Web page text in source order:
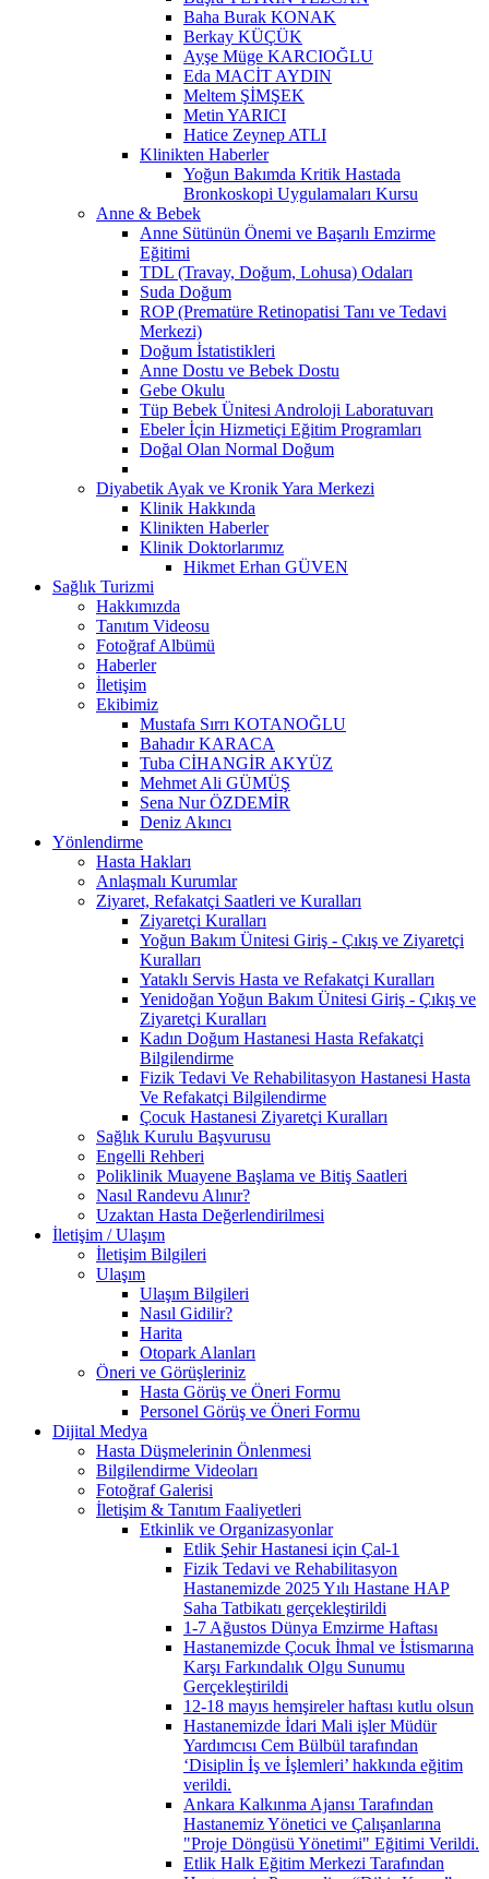
Baha Burak KONAK
Berkay KÜÇÜK
Ayşe Müge KARCIOĞLU
Eda MACİT AYDIN
Meltem ŞİMŞEK
Metin YARICI
Hatice Zeynep ATLI
Klinikten Haberler
Yoğun Bakımda Kritik Hastada
Bronkoskopi Uygulamaları Kursu
Anne & Bebek
Anne Sütünün Önemi ve Başarılı Emzirme
Eğitimi
TDL (Travay, Doğum, Lohusa) Odaları
Suda Doğum
ROP (Prematüre Retinopatisi Tanı ve Tedavi
Merkezi)
Doğum İstatistikleri
Anne Dostu ve Bebek Dostu
Gebe Okulu
Tüp Bebek Ünitesi Androloji Laboratuvarı
Ebeler İçin Hizmetiçi Eğitim Programları
Doğal Olan Normal Doğum
Diyabetik Ayak ve Kronik Yara Merkezi
Klinik Hakkında
Klinikten Haberler
Klinik Doktorlarımız
Hikmet Erhan GÜVEN
Sağlık Turizmi
Hakkımızda
Tanıtım Videosu
Fotoğraf Albümü
Haberler
İletişim
Ekibimiz
Mustafa Sırrı KOTANOĞLU
Bahadır KARACA
Tuba CİHANGİR AKYÜZ
Mehmet Ali GÜMÜŞ
Sena Nur ÖZDEMİR
Deniz Akıncı
Yönlendirme
Hasta Hakları
Anlaşmalı Kurumlar
Ziyaret, Refakatçi Saatleri ve Kuralları
Ziyaretçi Kuralları
Yoğun Bakım Ünitesi Giriş - Çıkış ve Ziyaretçi
Kuralları
Yataklı Servis Hasta ve Refakatçi Kuralları
Yenidoğan Yoğun Bakım Ünitesi Giriş - Çıkış ve
Ziyaretçi Kuralları
Kadın Doğum Hastanesi Hasta Refakatçi
Bilgilendirme
Fizik Tedavi Ve Rehabilitasyon Hastanesi Hasta
Ve Refakatçi Bilgilendirme
Çocuk Hastanesi Ziyaretçi Kuralları
Sağlık Kurulu Başvurusu
Engelli Rehberi
Poliklinik Muayene Başlama ve Bitiş Saatleri
Nasıl Randevu Alınır?
Uzaktan Hasta Değerlendirilmesi
İletişim / Ulaşım
İletişim Bilgileri
Ulaşım
Ulaşım Bilgileri
Nasıl Gidilir?
Harita
Otopark Alanları
Öneri ve Görüşleriniz
Hasta Görüş ve Öneri Formu
Personel Görüş ve Öneri Formu
Dijital Medya
Hasta Düşmelerinin Önlenmesi
Bilgilendirme Videoları
Fotoğraf Galerisi
İletişim & Tanıtım Faaliyetleri
Etkinlik ve Organizasyonlar
Etlik Şehir Hastanesi için Çal-1
Fizik Tedavi ve Rehabilitasyon
Hastanemizde 2025 Yılı Hastane HAP
Saha Tatbikatı gerçekleştirildi
1-7 Ağustos Dünya Emzirme Haftası
Hastanemizde Çocuk İhmal ve İstismarına
Karşı Farkındalık Olgu Sunumu
Gerçekleştirildi
12-18 mayıs hemşireler haftası kutlu olsun
Hastanemizde İdari Mali işler Müdür
Yardımcısı Cem Bülbül tarafından
‘Disiplin İş ve İşlemleri’ hakkında eğitim
verildi.
Ankara Kalkınma Ajansı Tarafından
Hastanemiz Yönetici ve Çalışanlarına
"Proje Döngüsü Yönetimi" Eğitimi Verildi.
Etlik Halk Eğitim Merkezi Tarafından